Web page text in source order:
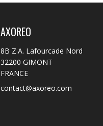
AXOREO
8B Z.A. Lafourcade Nord
32200 GIMONT
FRANCE
contact@axoreo.com